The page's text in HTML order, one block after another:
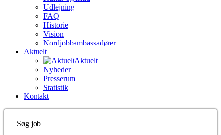
Udlejning
FAQ
Historie
Vision
Nordjobbambassadører
Aktuelt
Aktuelt
Nyheder
Presserum
Statistik
Kontakt
Søg job